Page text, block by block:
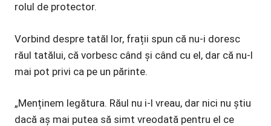
rolul de protector.
Vorbind despre tatăl lor, frații spun că nu-i doresc
răul tatălui, că vorbesc când și când cu el, dar că nu-l
mai pot privi ca pe un părinte.
„Menținem legătura. Răul nu i-l vreau, dar nici nu știu
dacă aș mai putea să simt vreodată pentru el ce